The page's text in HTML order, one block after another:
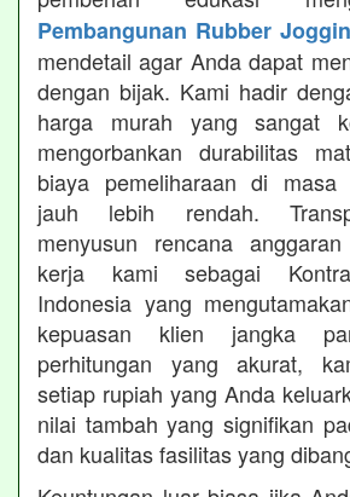
Pembangunan Rubber
mendetail agar Anda dapat
dengan bijak. Kami hadir
harga murah yang sangat
mengorbankan durabilitas
biaya pemeliharaan di masa
jauh lebih rendah.
menyusun rencana
kerja kami sebagai
Indonesia yang
kepuasan klien jangka
perhitungan yang akurat,
setiap rupiah yang Anda
nilai tambah yang signifikan
dan kualitas fasilitas yang